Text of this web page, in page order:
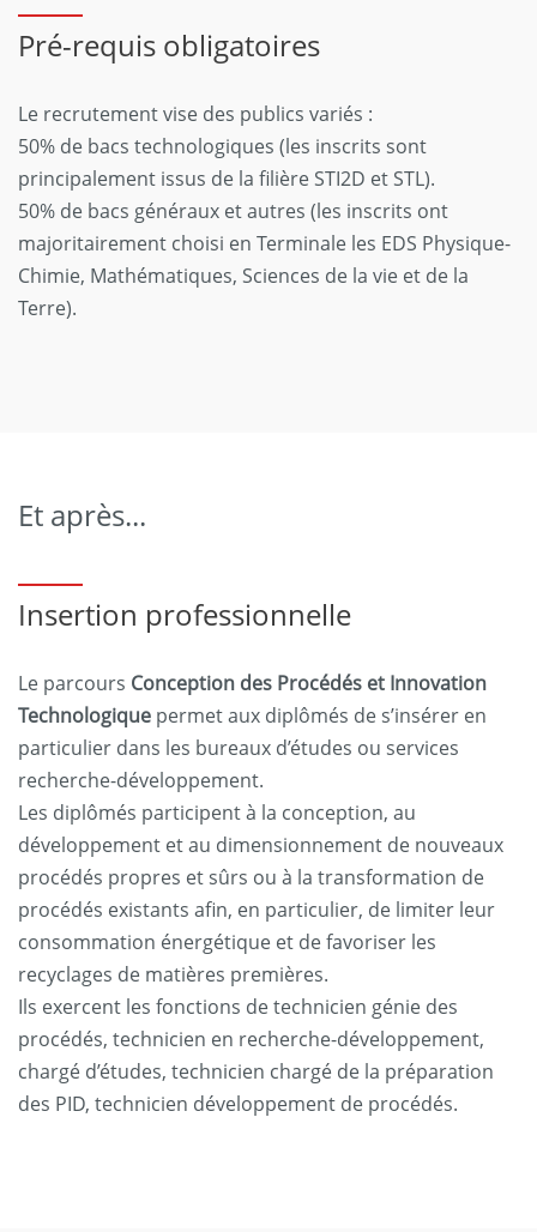
Pré-requis obligatoires
Le recrutement vise des publics variés :
50% de bacs technologiques (les inscrits sont
principalement issus de la filière STI2D et STL).
50% de bacs généraux et autres (les inscrits ont
majoritairement choisi en Terminale les EDS Physique-
Chimie, Mathématiques, Sciences de la vie et de la
Terre).
Et après...
Insertion professionnelle
Le parcours Conception des Procédés et Innovation
Technologique permet aux diplômés de s’insérer en
particulier dans les bureaux d’études ou services
recherche-développement.
Les diplômés participent à la conception, au
développement et au dimensionnement de nouveaux
procédés propres et sûrs ou à la transformation de
procédés existants afin, en particulier, de limiter leur
consommation énergétique et de favoriser les
recyclages de matières premières.
Ils exercent les fonctions de technicien génie des
procédés, technicien en recherche-développement,
chargé d’études, technicien chargé de la préparation
des PID, technicien développement de procédés.